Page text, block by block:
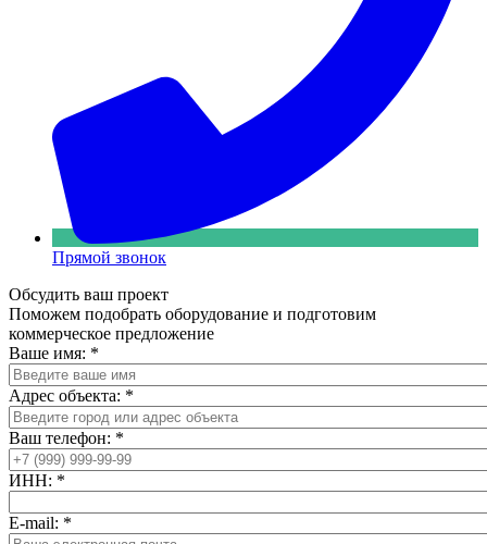
Прямой звонок
Обсудить ваш проект
Поможем подобрать оборудование и подготовим
коммерческое предложение
Ваше имя: *
Адрес объекта: *
Ваш телефон: *
ИНН: *
E-mail: *